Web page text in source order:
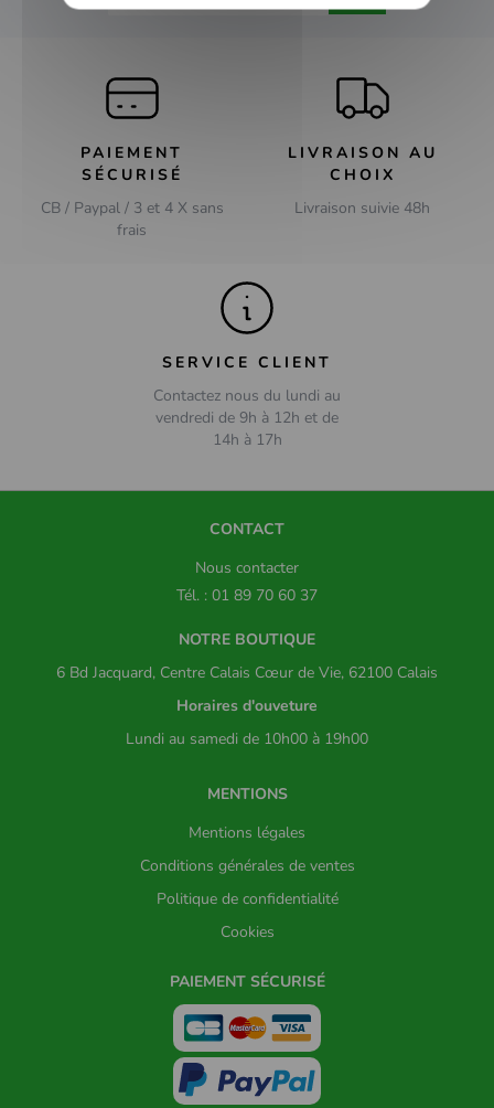
PAIEMENT
SÉCURISÉ
CB / Paypal / 3 et 4 X sans
frais
LIVRAISON AU
CHOIX
Livraison suivie 48h
SERVICE CLIENT
Contactez nous du lundi au
vendredi de 9h à 12h et de
14h à 17h
CONTACT
Nous contacter
Tél. : 01 89 70 60 37
NOTRE BOUTIQUE
6 Bd Jacquard, Centre Calais Cœur de Vie, 62100 Calais
Horaires d'ouveture
Lundi au samedi de 10h00 à 19h00
MENTIONS
Mentions légales
Conditions générales de ventes
Politique de confidentialité
Cookies
PAIEMENT SÉCURISÉ